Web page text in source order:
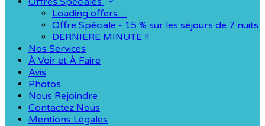
Loading offers…
Offre Spéciale - 15 % sur les séjours de 7 nuits
DERNIERE MINUTE !!
Nos Services
À Voir et À Faire
Avis
Photos
Nous Rejoindre
Contactez Nous
Mentions Légales